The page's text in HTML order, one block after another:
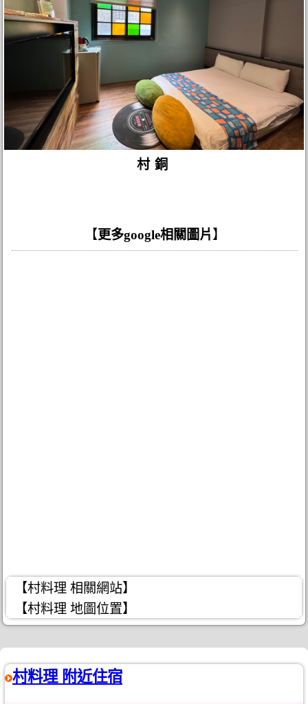
村銅
【更多google相關圖片 】
【村料理 相關網站】
【村料理 地圖位置】
村料理 附近住宿